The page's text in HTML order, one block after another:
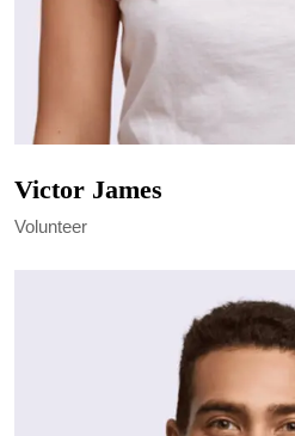
Victor James
Volunteer